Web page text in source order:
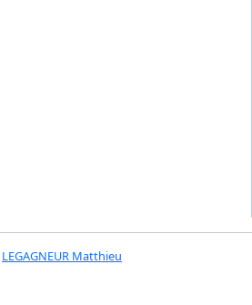
LEGAGNEUR Matthieu